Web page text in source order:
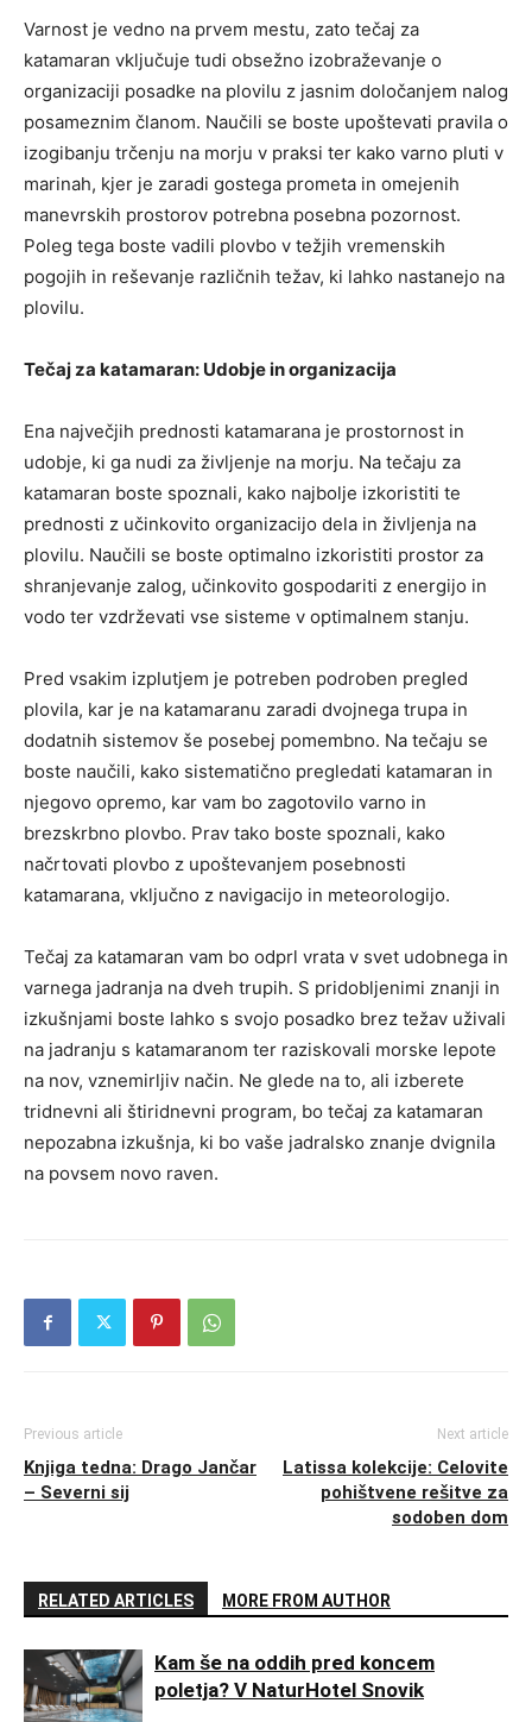
Varnost je vedno na prvem mestu, zato tečaj za
katamaran vključuje tudi obsežno izobraževanje o
organizaciji posadke na plovilu z jasnim določanjem nalog
posameznim članom. Naučili se boste upoštevati pravila o
izogibanju trčenju na morju v praksi ter kako varno pluti v
marinah, kjer je zaradi gostega prometa in omejenih
manevrskih prostorov potrebna posebna pozornost.
Poleg tega boste vadili plovbo v težjih vremenskih
pogojih in reševanje različnih težav, ki lahko nastanejo na
plovilu.
Tečaj za katamaran: Udobje in organizacija
Ena največjih prednosti katamarana je prostornost in
udobje, ki ga nudi za življenje na morju. Na tečaju za
katamaran boste spoznali, kako najbolje izkoristiti te
prednosti z učinkovito organizacijo dela in življenja na
plovilu. Naučili se boste optimalno izkoristiti prostor za
shranjevanje zalog, učinkovito gospodariti z energijo in
vodo ter vzdrževati vse sisteme v optimalnem stanju.
Pred vsakim izplutjem je potreben podroben pregled
plovila, kar je na katamaranu zaradi dvojnega trupa in
dodatnih sistemov še posebej pomembno. Na tečaju se
boste naučili, kako sistematično pregledati katamaran in
njegovo opremo, kar vam bo zagotovilo varno in
brezskrbno plovbo. Prav tako boste spoznali, kako
načrtovati plovbo z upoštevanjem posebnosti
katamarana, vključno z navigacijo in meteorologijo.
Tečaj za katamaran vam bo odprl vrata v svet udobnega in
varnega jadranja na dveh trupih. S pridobljenimi znanji in
izkušnjami boste lahko s svojo posadko brez težav uživali
na jadranju s katamaranom ter raziskovali morske lepote
na nov, vznemirljiv način. Ne glede na to, ali izberete
tridnevni ali štiridnevni program, bo tečaj za katamaran
nepozabna izkušnja, ki bo vaše jadralsko znanje dvignila
na povsem novo raven.
Previous article
Knjiga tedna: Drago Jančar
– Severni sij
Next article
Latissa kolekcije: Celovite
pohištvene rešitve za
sodoben dom
RELATED ARTICLES MORE FROM AUTHOR
Kam še na oddih pred koncem
poletja? V NaturHotel Snovik